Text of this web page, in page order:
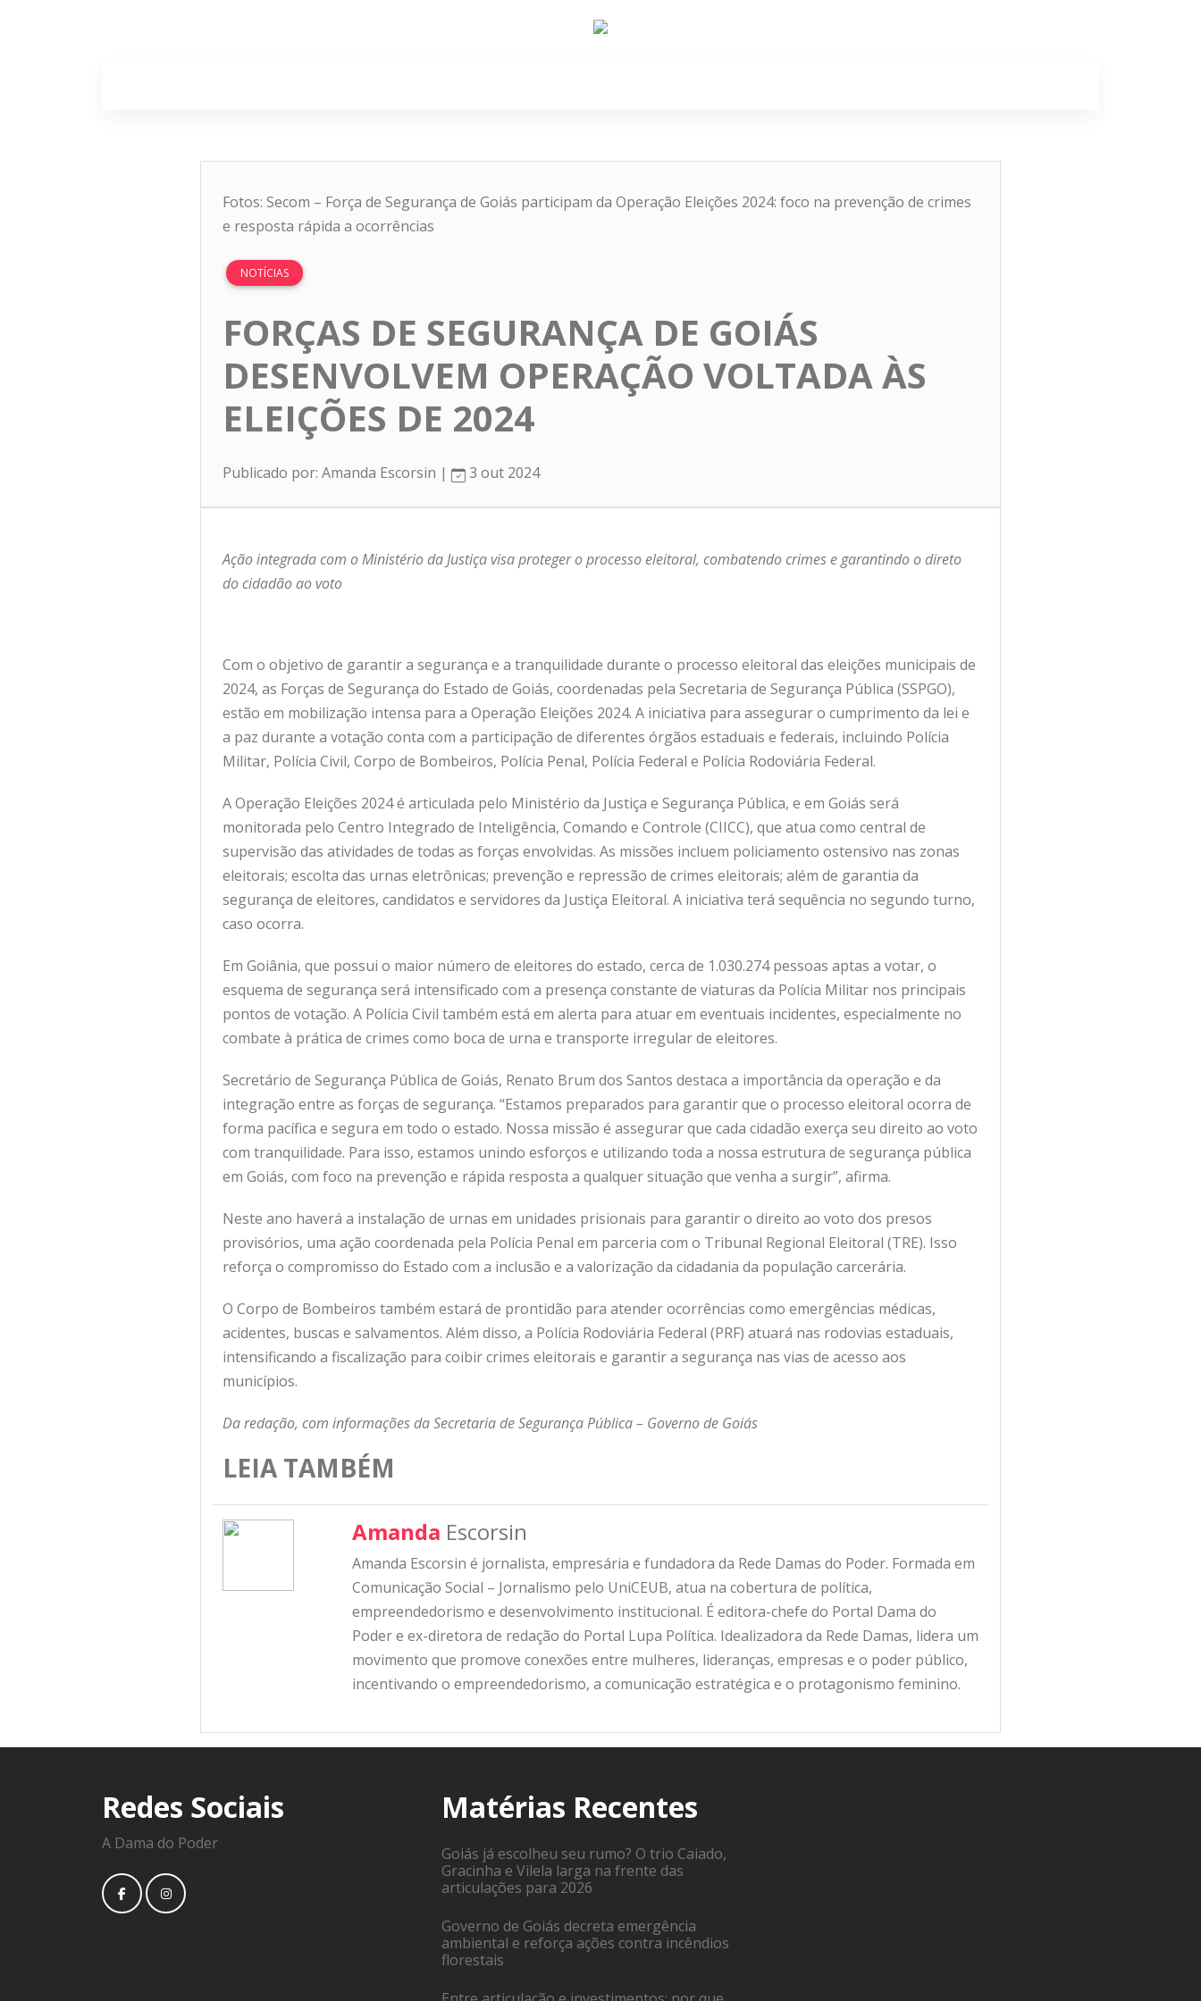
Fotos: Secom – Força de Segurança de Goiás participam da Operação Eleições 2024: foco na prevenção de crimes
e resposta rápida a ocorrências
NOTÍCIAS
FORÇAS DE SEGURANÇA DE GOIÁS
DESENVOLVEM OPERAÇÃO VOLTADA ÀS
ELEIÇÕES DE 2024
Publicado por: Amanda Escorsin | 3 out 2024
Ação integrada com o Ministério da Justiça visa proteger o processo eleitoral, combatendo crimes e garantindo o direto
do cidadão ao voto
Com o objetivo de garantir a segurança e a tranquilidade durante o processo eleitoral das eleições municipais de
2024, as Forças de Segurança do Estado de Goiás, coordenadas pela Secretaria de Segurança Pública (SSPGO),
estão em mobilização intensa para a Operação Eleições 2024. A iniciativa para assegurar o cumprimento da lei e
a paz durante a votação conta com a participação de diferentes órgãos estaduais e federais, incluindo Polícia
Militar, Polícia Civil, Corpo de Bombeiros, Polícia Penal, Polícia Federal e Polícia Rodoviária Federal.
A Operação Eleições 2024 é articulada pelo Ministério da Justiça e Segurança Pública, e em Goiás será
monitorada pelo Centro Integrado de Inteligência, Comando e Controle (CIICC), que atua como central de
supervisão das atividades de todas as forças envolvidas. As missões incluem policiamento ostensivo nas zonas
eleitorais; escolta das urnas eletrônicas; prevenção e repressão de crimes eleitorais; além de garantia da
segurança de eleitores, candidatos e servidores da Justiça Eleitoral. A iniciativa terá sequência no segundo turno,
caso ocorra.
Em Goiânia, que possui o maior número de eleitores do estado, cerca de 1.030.274 pessoas aptas a votar, o
esquema de segurança será intensificado com a presença constante de viaturas da Polícia Militar nos principais
pontos de votação. A Polícia Civil também está em alerta para atuar em eventuais incidentes, especialmente no
combate à prática de crimes como boca de urna e transporte irregular de eleitores.
Secretário de Segurança Pública de Goiás, Renato Brum dos Santos destaca a importância da operação e da
integração entre as forças de segurança. “Estamos preparados para garantir que o processo eleitoral ocorra de
forma pacífica e segura em todo o estado. Nossa missão é assegurar que cada cidadão exerça seu direito ao voto
com tranquilidade. Para isso, estamos unindo esforços e utilizando toda a nossa estrutura de segurança pública
em Goiás, com foco na prevenção e rápida resposta a qualquer situação que venha a surgir”, afirma.
Neste ano haverá a instalação de urnas em unidades prisionais para garantir o direito ao voto dos presos
provisórios, uma ação coordenada pela Polícia Penal em parceria com o Tribunal Regional Eleitoral (TRE). Isso
reforça o compromisso do Estado com a inclusão e a valorização da cidadania da população carcerária.
O Corpo de Bombeiros também estará de prontidão para atender ocorrências como emergências médicas,
acidentes, buscas e salvamentos. Além disso, a Polícia Rodoviária Federal (PRF) atuará nas rodovias estaduais,
intensificando a fiscalização para coibir crimes eleitorais e garantir a segurança nas vias de acesso aos
municípios.
Da redação, com informações da Secretaria de Segurança Pública – Governo de Goiás
LEIA TAMBÉM
Amanda Escorsin
Amanda Escorsin é jornalista, empresária e fundadora da Rede Damas do Poder. Formada em
Comunicação Social – Jornalismo pelo UniCEUB, atua na cobertura de política,
empreendedorismo e desenvolvimento institucional. É editora-chefe do Portal Dama do
Poder e ex-diretora de redação do Portal Lupa Política. Idealizadora da Rede Damas, lidera um
movimento que promove conexões entre mulheres, lideranças, empresas e o poder público,
incentivando o empreendedorismo, a comunicação estratégica e o protagonismo feminino.
Redes Sociais
A Dama do Poder
Matérias Recentes
Goiás já escolheu seu rumo? O trio Caiado,
Gracinha e Vilela larga na frente das
articulações para 2026
Governo de Goiás decreta emergência
ambiental e reforça ações contra incêndios
florestais